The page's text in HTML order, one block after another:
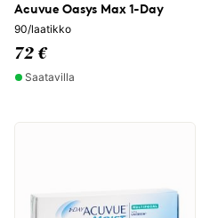
Acuvue Oasys Max 1-Day
90/laatikko
72 €
Saatavilla